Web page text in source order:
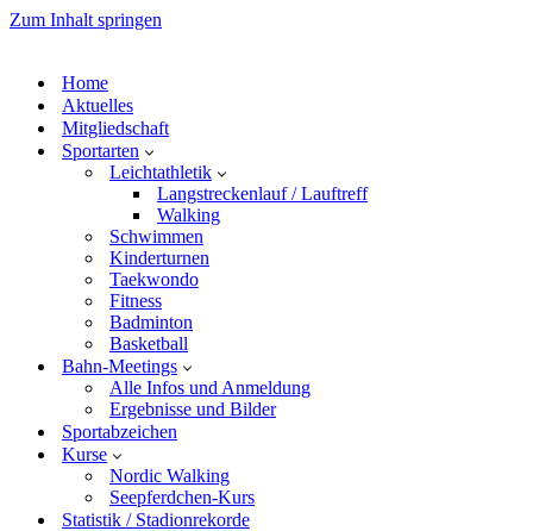
Zum Inhalt springen
Home
Aktuelles
Mitgliedschaft
Sportarten
Leichtathletik
Langstreckenlauf / Lauftreff
Walking
Schwimmen
Kinderturnen
Taekwondo
Fitness
Badminton
Basketball
Bahn-Meetings
Alle Infos und Anmeldung
Ergebnisse und Bilder
Sportabzeichen
Kurse
Nordic Walking
Seepferdchen-Kurs
Statistik / Stadionrekorde